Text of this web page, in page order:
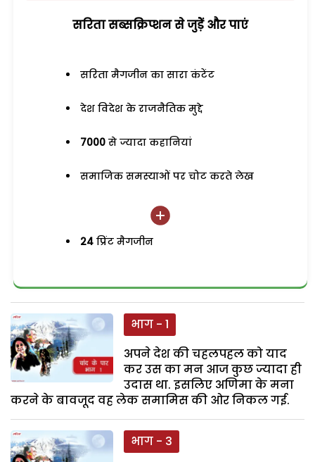
सरिता सब्सक्रिप्शन से जुड़ेें और पाएं
सरिता मैगजीन का सारा कंटेंट
देश विदेश के राजनैतिक मुद्दे
7000 से ज्यादा कहानियां
समाजिक समस्याओं पर चोट करते लेख
24 प्रिंट मैगजीन
भाग - 1
अपने देश की चहलपहल को याद
कर उस का मन आज कुछ ज्यादा ही
उदास था. इसलिए अणिमा के मना
करने के बावजूद वह लेक समामिस की ओर निकल गई.
भाग - 3